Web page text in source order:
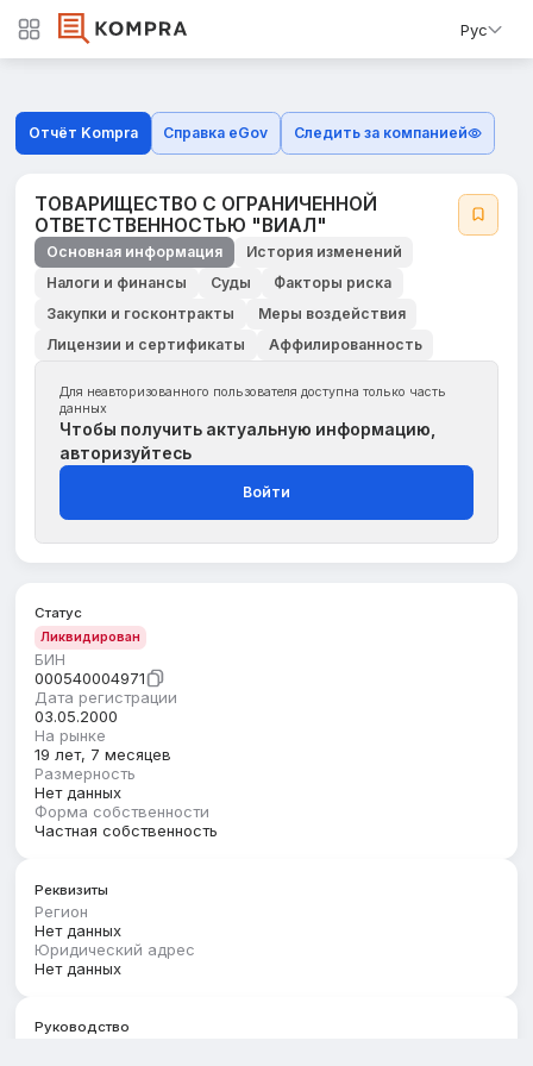
Рус
Отчёт Kompra Справка eGov Следить за компанией
ТОВАРИЩЕСТВО С ОГРАНИЧЕННОЙ
ОТВЕТСТВЕННОСТЬЮ "ВИАЛ"
Основная информация
История изменений
Налоги и финансы
Суды
Факторы риска
Закупки и госконтракты
Меры воздействия
Лицензии и сертификаты
Аффилированность
Для неавторизованного пользователя доступна только часть
данных
Чтобы получить актуальную информацию,
авторизуйтесь
Войти
Статус
Ликвидирован
БИН
000540004971
Дата регистрации
03.05.2000
На рынке
19 лет, 7 месяцев
Размерность
Нет данных
Форма собственности
Частная собственность
Реквизиты
Регион
Нет данных
Юридический адрес
Нет данных
Руководство